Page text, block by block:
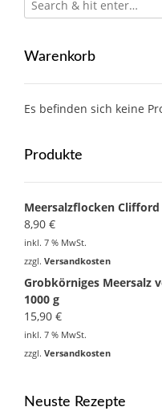
Warenkorb
Es befinden sich keine
Produkte
Meersalzflocken Clifford
8,90 €
inkl. 7 % MwSt.
zzgl. Versandkosten
Grobkörniges Meersalz
1000 g
15,90 €
inkl. 7 % MwSt.
zzgl. Versandkosten
Neuste Rezepte